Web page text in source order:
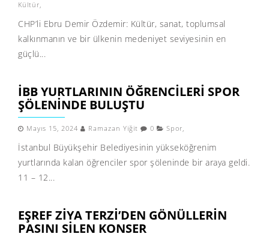
Kültür,
CHP’li Ebru Demir Özdemir: Kültür, sanat, toplumsal
kalkınmanın ve bir ülkenin medeniyet seviyesinin en
güçlü...
İBB YURTLARININ ÖĞRENCILERI SPOR
ŞÖLENINDE BULUŞTU
Mayıs 15, 2024 Ramazan Yiğit 0 Spor,
İstanbul Büyükşehir Belediyesinin yükseköğrenim
yurtlarında kalan öğrenciler spor şöleninde bir araya geldi.
11 – 12...
EŞREF ZIYA TERZI’DEN GÖNÜLLERIN
PASINI SILEN KONSER